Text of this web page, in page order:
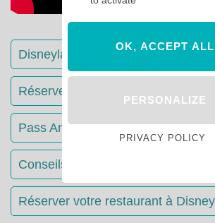
Disneyland Paris : Le guide complet
Réserver votre séjour : toutes les
Pass Annuels Disney :
Conseils & Astuces Disneyland
Réserver votre restaurant à
OK, ACCEPT ALL
PERSONALIZE
PRIVACY POLICY